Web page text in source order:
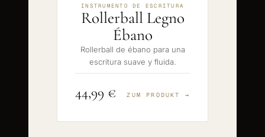
INSTRUMENTO DE ESCRITURA
Rollerball Legno
Ébano
Rollerball de ébano para una
escritura suave y fluida.
44,99 € ZUM PRODUKT →